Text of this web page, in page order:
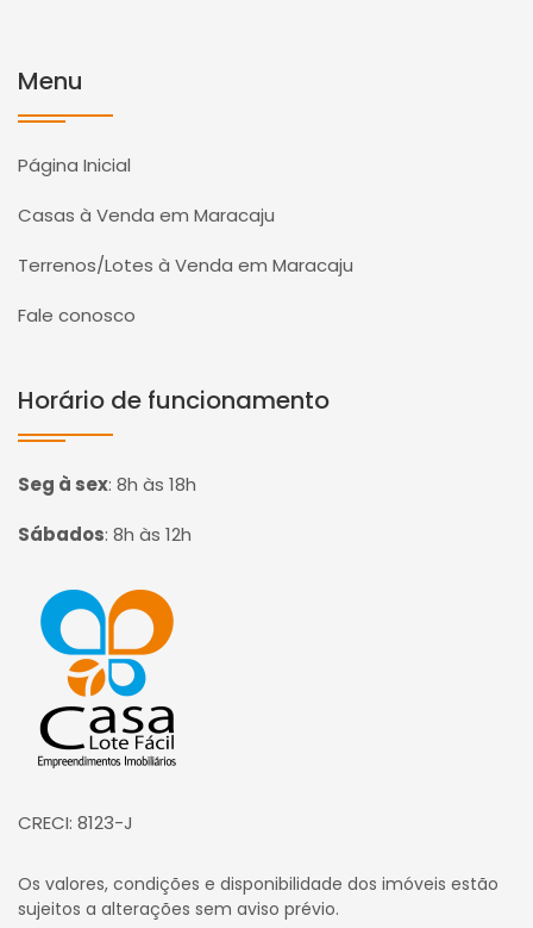
Menu
Página Inicial
Casas à Venda em Maracaju
Terrenos/Lotes à Venda em Maracaju
Fale conosco
Horário de funcionamento
Seg à sex: 8h às 18h
Sábados: 8h às 12h
Página inicial
CRECI: 8123-J
Os valores, condições e disponibilidade dos imóveis estão
sujeitos a alterações sem aviso prévio.